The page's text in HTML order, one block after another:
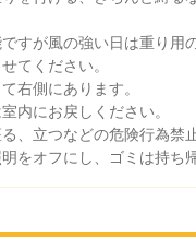
ですが風の強い日は重り用
てください。
右側にあります。
内にお戻しください。
、立つなどの危険行為禁止
をオフにし、ゴミは持ち